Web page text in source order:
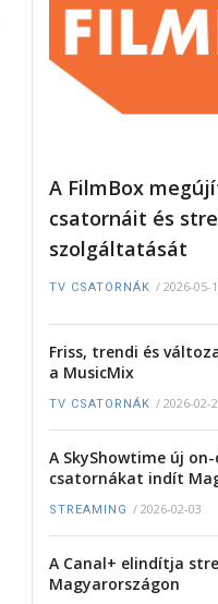
A FilmBox
csatornáit és
szolgáltatását
TV CSATORNÁK / 2026-05-
Friss, trendi és
a MusicMix
TV CSATORNÁK / 2026-02-
A SkyShowtime új
csatornákat indít
STREAMING / 2026-02-03
A Canal+ elindítja
Magyarországon